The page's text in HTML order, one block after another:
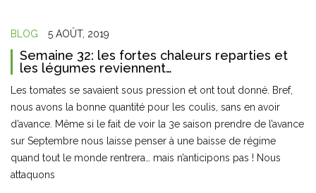
BLOG 5 AOÛT, 2019
Semaine 32: les fortes chaleurs reparties et
les légumes reviennent…
Les tomates se savaient sous pression et ont tout donné. Bref,
nous avons la bonne quantité pour les coulis, sans en avoir
d’avance. Même si le fait de voir la 3e saison prendre de l’avance
sur Septembre nous laisse penser à une baisse de régime
quand tout le monde rentrera… mais n’anticipons pas ! Nous
attaquons